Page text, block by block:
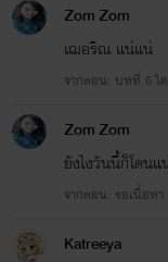
Zom Zom
เฌอริณ แน่แน่
จากตอน: บทที่ 6 ใ
Zom Zom
ยังไงวันนี้ก็โดน
จากตอน: รอเนื้อหา
Katreeya